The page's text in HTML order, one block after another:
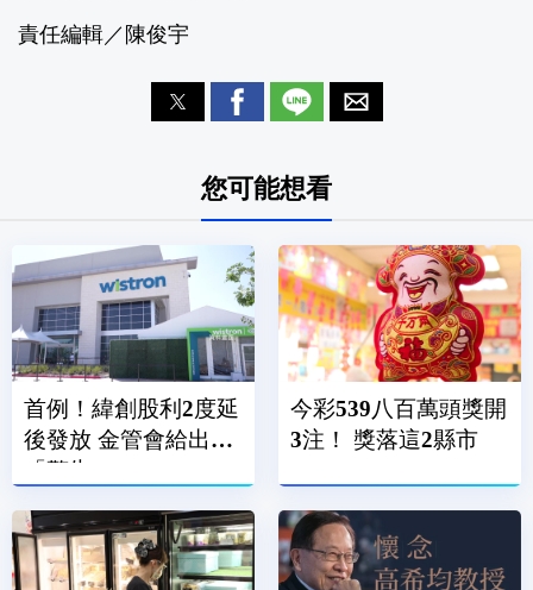
責任編輯／陳俊宇
您可能想看
首例！緯創股利2度延
後發放 金管會給出
「警告」
今彩539八百萬頭獎開
3注！ 獎落這2縣市